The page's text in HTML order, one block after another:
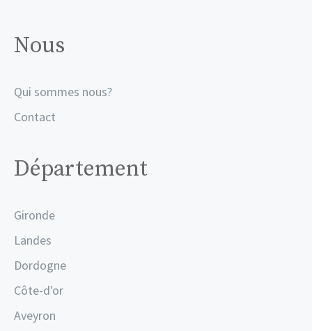
Nous
Qui sommes nous?
Contact
Département
Gironde
Landes
Dordogne
Côte-d'or
Aveyron